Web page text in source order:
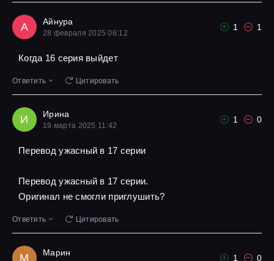
А Айнура
28 февраля 2025 06:12
1 1
Когда 16 серия выйдет
Ответить Цитировать
И Ирина
19 марта 2025 11:42
1 0
Перевод ужасный в 17 серии
Перевод ужасный в 17 серии.
Оригинал не смогли приглушить?
Ответить Цитировать
М Марин
1 0